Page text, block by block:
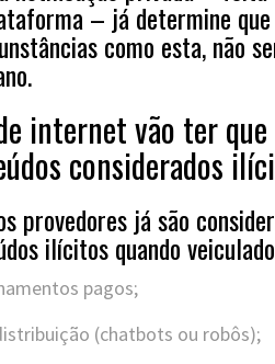
– já determine
como esta, não
internet vão ter
considerados
provedores já são
ilícitos quando
pagos;
(chatbots ou robôs);